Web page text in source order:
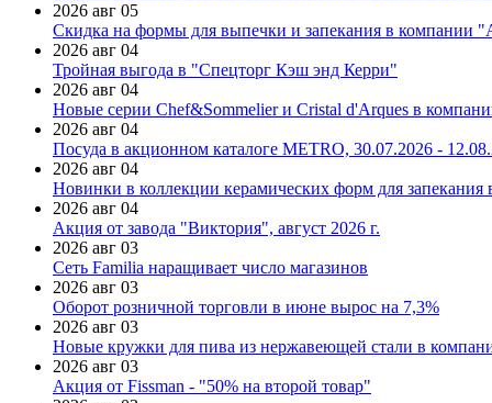
2026 авг 05
Скидка на формы для выпечки и запекания в компании
2026 авг 04
Тройная выгода в "Спецторг Кэш энд Керри"
2026 авг 04
Новые серии Chef&Sommelier и Cristal d'Arques в
2026 авг 04
Посуда в акционном каталоге METRO, 30.07.2026 -
2026 авг 04
Новинки в коллекции керамических форм для
2026 авг 04
Акция от завода "Виктория", август 2026 г.
2026 авг 03
Сеть Familia наращивает число магазинов
2026 авг 03
Оборот розничной торговли в июне вырос на 7,3%
2026 авг 03
Новые кружки для пива из нержавеющей стали в
2026 авг 03
Акция от Fissman - "50% на второй товар"